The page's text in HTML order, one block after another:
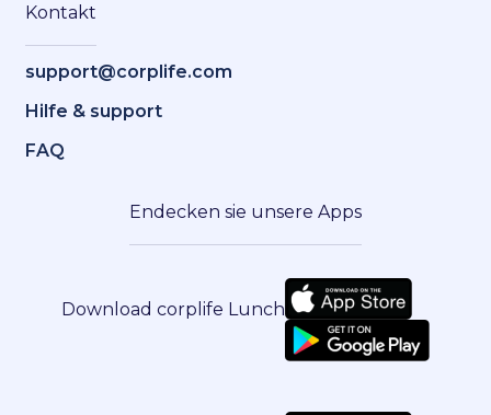
Kontakt
support@corplife.com
Hilfe & support
FAQ
Endecken sie unsere Apps
Download corplife Lunch